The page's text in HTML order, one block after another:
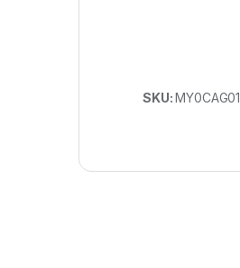
SKU:MY0CAG01